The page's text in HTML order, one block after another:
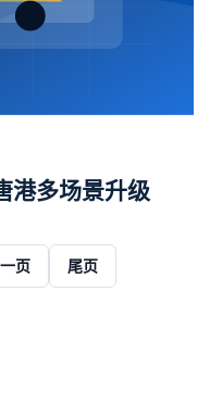
港多场景升级
页 尾页